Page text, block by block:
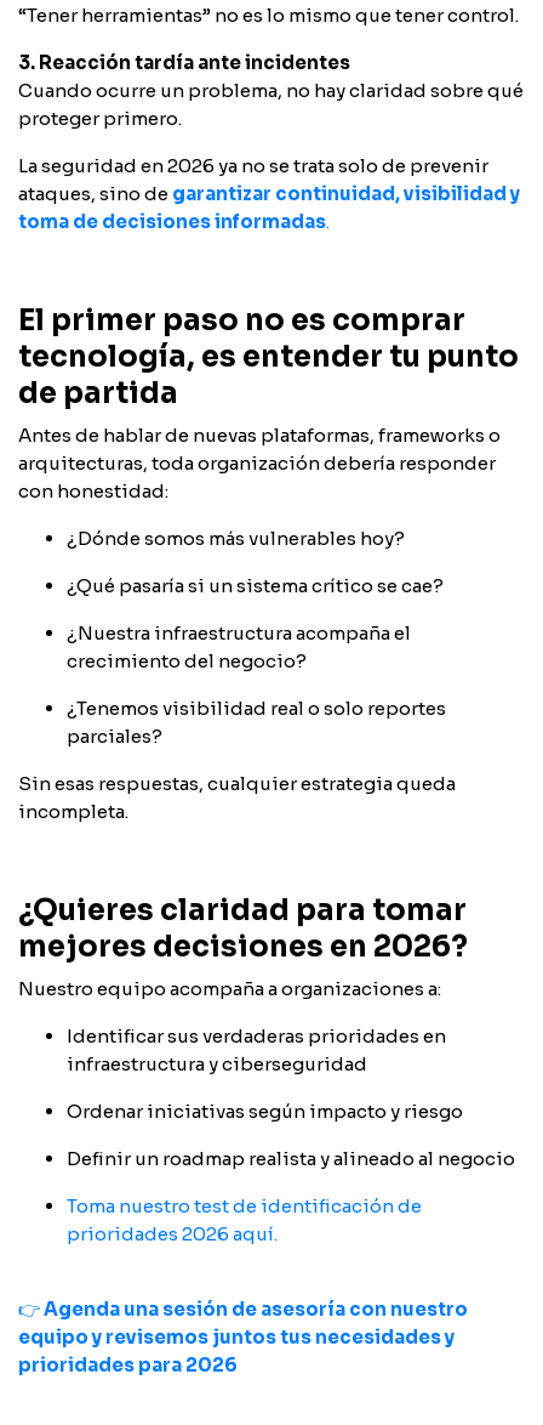
“Tener herramientas” no es lo mismo que tener control.
3. Reacción tardía ante incidentes
Cuando ocurre un problema, no hay claridad sobre qué
proteger primero.
La seguridad en 2026 ya no se trata solo de prevenir
ataques, sino de garantizar continuidad, visibilidad y
toma de decisiones informadas.
El primer paso no es comprar
tecnología, es entender tu punto
de partida
Antes de hablar de nuevas plataformas, frameworks o
arquitecturas, toda organización debería responder
con honestidad:
¿Dónde somos más vulnerables hoy?
¿Qué pasaría si un sistema crítico se cae?
¿Nuestra infraestructura acompaña el
crecimiento del negocio?
¿Tenemos visibilidad real o solo reportes
parciales?
Sin esas respuestas, cualquier estrategia queda
incompleta.
¿Quieres claridad para tomar
mejores decisiones en 2026?
Nuestro equipo acompaña a organizaciones a:
Identificar sus verdaderas prioridades en
infraestructura y ciberseguridad
Ordenar iniciativas según impacto y riesgo
Definir un roadmap realista y alineado al negocio
Toma nuestro test de identificación de
prioridades 2026 aquí.
👉Agenda una sesión de asesoría con nuestro
equipo y revisemos juntos tus necesidades y
prioridades para 2026